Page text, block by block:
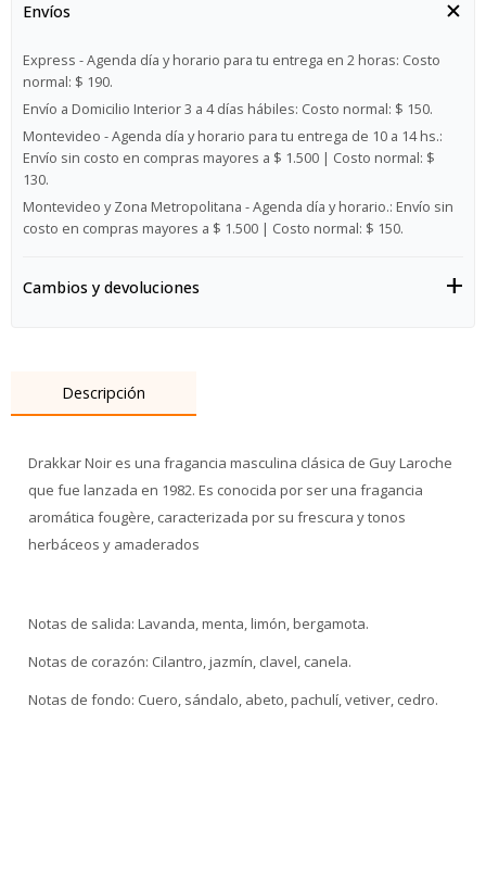
Envíos
Express - Agenda día y horario para tu entrega en 2 horas: Costo
normal: $ 190.
Envío a Domicilio Interior 3 a 4 días hábiles: Costo normal: $ 150.
Montevideo - Agenda día y horario para tu entrega de 10 a 14 hs.:
Envío sin costo en compras mayores a $ 1.500 | Costo normal: $
130.
Montevideo y Zona Metropolitana - Agenda día y horario.: Envío sin
costo en compras mayores a $ 1.500 | Costo normal: $ 150.
Cambios y devoluciones
Descripción
Drakkar Noir es una fragancia masculina clásica de Guy Laroche
que fue lanzada en 1982. Es conocida por ser una fragancia
aromática fougère, caracterizada por su frescura y tonos
herbáceos y amaderados
Notas de salida: Lavanda, menta, limón, bergamota.
Notas de corazón: Cilantro, jazmín, clavel, canela.
Notas de fondo: Cuero, sándalo, abeto, pachulí, vetiver, cedro.